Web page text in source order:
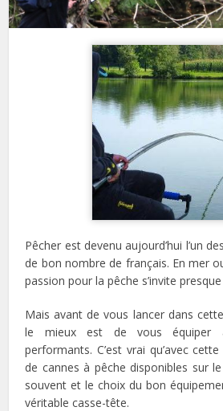
Pêcher est devenu aujourd’hui l’un
de bon nombre de français. En mer
passion pour la pêche s’invite
Mais avant de vous lancer dans
le mieux est de vous équiper
performants. C’est vrai qu’avec
de cannes à pêche disponibles sur
souvent et le choix du bon
véritable casse-tête.